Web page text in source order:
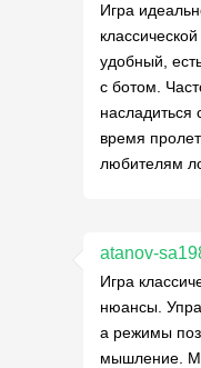
Игра
удобный,
с ботом.
насладиться
время
любителям
atanov-
Игра
нюансы.
а режимы
мышление.